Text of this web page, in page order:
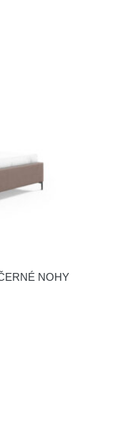
NOHY